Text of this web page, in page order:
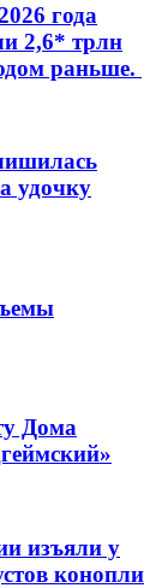
года
2,6* трлн
раньше.
удочку
Дома
изъяли у
конопли